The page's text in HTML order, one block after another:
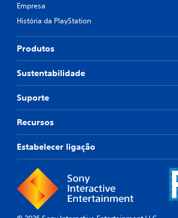
Empresa
História da PlayStation
Produtos
Sustentabilidade
Suporte
Recursos
Estabelecer ligação